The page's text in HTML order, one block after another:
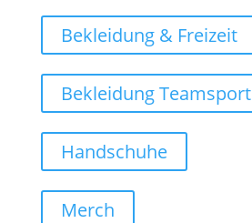
Bekleidung & Freizeit
Bekleidung Teamsport
Handschuhe
Merch